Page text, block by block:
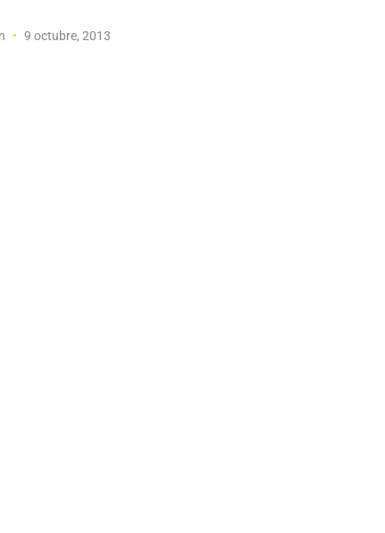
9 octubre, 2013